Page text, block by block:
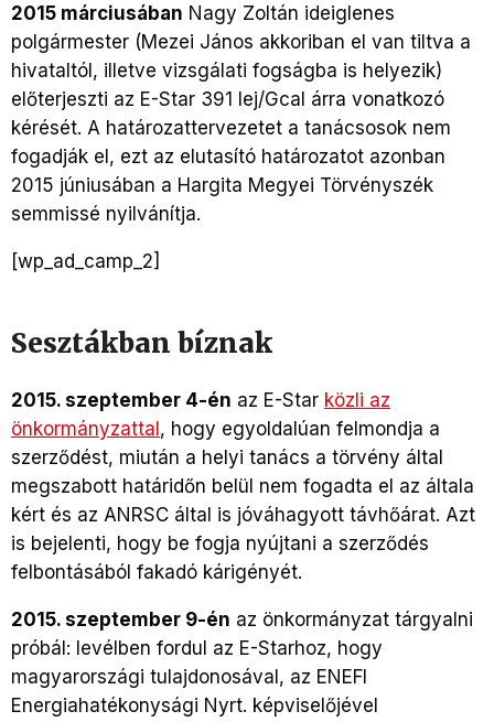
2015 márciusában Nagy Zoltán ideiglenes
polgármester (Mezei János akkoriban el van tiltva a
hivataltól, illetve vizsgálati fogságba is helyezik)
előterjeszti az E-Star 391 lej/Gcal árra vonatkozó
kérését. A határozattervezetet a tanácsosok nem
fogadják el, ezt az elutasító határozatot azonban
2015 júniusában a Hargita Megyei Törvényszék
semmissé nyilvánítja.
[wp_ad_camp_2]
Sesztákban bíznak
2015. szeptember 4-én az E-Star közli az
önkormányzattal, hogy egyoldalúan felmondja a
szerződést, miután a helyi tanács a törvény által
megszabott határidőn belül nem fogadta el az általa
kért és az ANRSC által is jóváhagyott távhőárat. Azt
is bejelenti, hogy be fogja nyújtani a szerződés
felbontásából fakadó kárigényét.
2015. szeptember 9-én az önkormányzat tárgyalni
próbál: levélben fordul az E-Starhoz, hogy
magyarországi tulajdonosával, az ENEFI
Energiahatékonysági Nyrt. képviselőjével